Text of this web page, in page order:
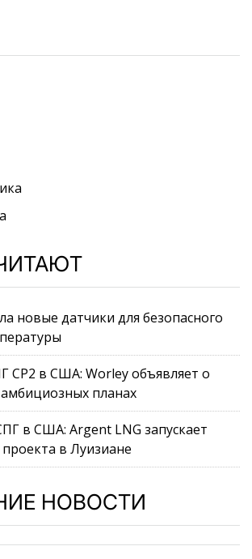
новые датчики для безопасного
CP2 в США: Worley объявляет о
планах
в США: Argent LNG запускает
в Луизиане
НОВОСТИ